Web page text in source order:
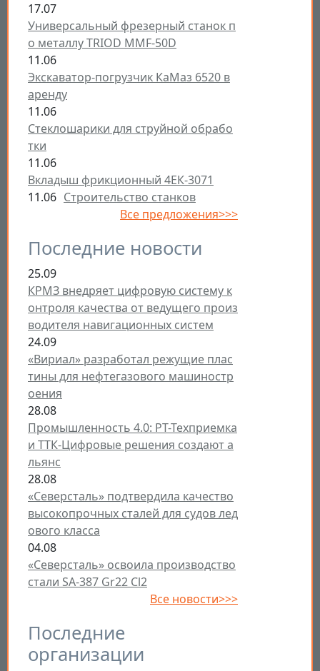
17.07
Универсальный фрезерный станок п
о металлу TRIOD MMF-50D
11.06
Экскаватор-погрузчик КаМаз 6520 в
аренду
11.06
Стеклошарики для струйной обрабо
тки
11.06
Вкладыш фрикционный 4ЕК-3071
11.06 Строительство станков
Все предложения>>>
Последние новости
25.09
КРМЗ внедряет цифровую систему к
онтроля качества от ведущего произ
водителя навигационных систем
24.09
«Вириал» разработал режущие плас
тины для нефтегазового машиностр
оения
28.08
Промышленность 4.0: РТ-Техприемка
и ТТК-Цифровые решения создают а
льянс
28.08
«Северсталь» подтвердила качество
высокопрочных сталей для судов лед
ового класса
04.08
«Северсталь» освоила производство
стали SA-387 Gr22 Cl2
Все новости>>>
Последние
организации